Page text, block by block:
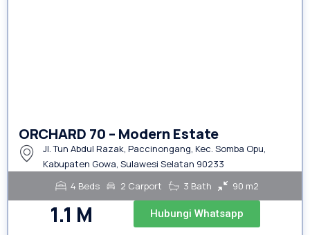
ORCHARD 70 – Modern Estate
Jl. Tun Abdul Razak, Paccinongang, Kec. Somba Opu,
Kabupaten Gowa, Sulawesi Selatan 90233
4 Beds
2 Carport 3 Bath 90 m2
1.1 M Hubungi Whatsapp